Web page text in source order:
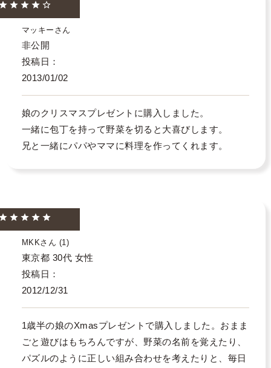
マッキー
非公開
投稿日
2013/01/02
娘のクリスマスプレゼントに購入しました。
一緒に包丁を持って野菜を切ると大喜びします。
兄と一緒にパパやママに料理を作ってくれます。
MKK 1
東京都 30代 女性
投稿日
2012/12/31
1歳半の娘のXmasプレゼントで購入しました。おまま
ごと遊びはもちろんですが、野菜の名前を覚えたり、
パズルのように正しい組み合わせを考えたりと、毎日